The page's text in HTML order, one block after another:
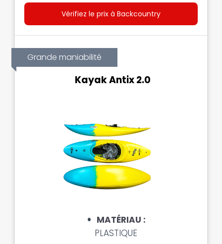
Vérifiez le prix à Backcountry
Grande maniabilité
Kayak Antix 2.0
MATÉRIAU :
PLASTIQUE